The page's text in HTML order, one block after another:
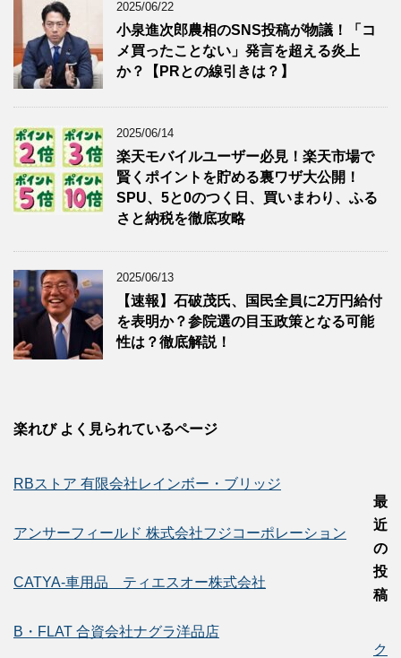
2025/06/22
小泉進次郎農相のSNS投稿が物議！「コ
メ買ったことない」発言を超える炎上
か？【PRとの線引きは？】
2025/06/14
楽天モバイルユーザー必見！楽天市場で
賢くポイントを貯める裏ワザ大公開！
SPU、5と0のつく日、買いまわり、ふる
さと納税を徹底攻略
2025/06/13
【速報】石破茂氏、国民全員に2万円給付
を表明か？参院選の目玉政策となる可能
性は？徹底解説！
楽れび よく見られているページ
RBストア 有限会社レインボー・ブリッジ
アンサーフィールド 株式会社フジコーポレーション
CATYA-車用品 ティエスオー株式会社
B・FLAT 合資会社ナグラ洋品店
最
近
の
投
稿
ク